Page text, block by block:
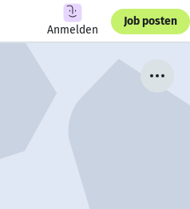
Anmelden
Job posten